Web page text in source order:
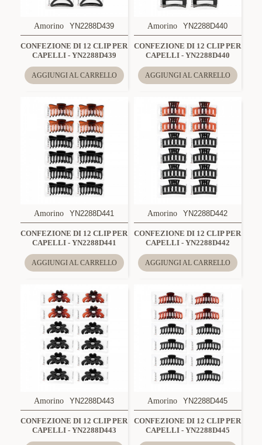
Amorino YN2288D439
CONFEZIONE DI 12 CLIP PER
CAPELLI - YN2288D439
AGGIUNGI AL CARRELLO
Amorino YN2288D440
CONFEZIONE DI 12 CLIP PER
CAPELLI - YN2288D440
AGGIUNGI AL CARRELLO
Amorino YN2288D441
CONFEZIONE DI 12 CLIP PER
CAPELLI - YN2288D441
AGGIUNGI AL CARRELLO
Amorino YN2288D442
CONFEZIONE DI 12 CLIP PER
CAPELLI - YN2288D442
AGGIUNGI AL CARRELLO
Amorino YN2288D443
CONFEZIONE DI 12 CLIP PER
CAPELLI - YN2288D443
Amorino YN2288D445
CONFEZIONE DI 12 CLIP PER
CAPELLI - YN2288D445